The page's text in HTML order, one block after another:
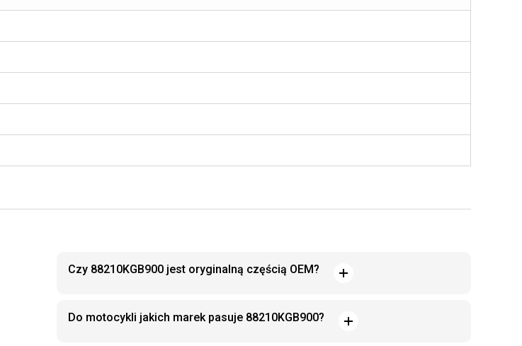
Czy 88210KGB900 jest oryginalną częścią OEM?
Do motocykli jakich marek pasuje 88210KGB900?